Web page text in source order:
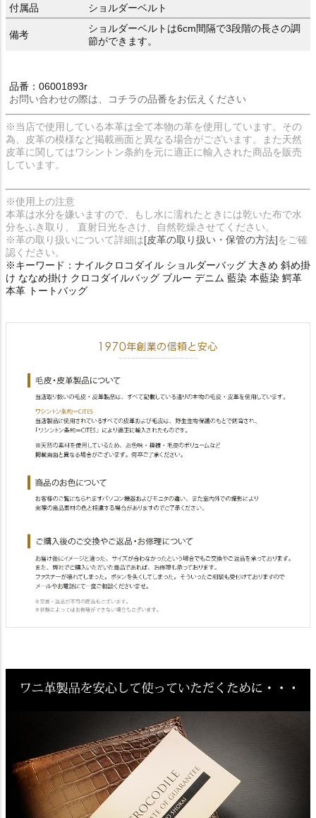
付属品
ショルダーベルト
備考
ショルダーベルトは6cm間隔で3段階の長さの調
節ができます。
品番：06001893r
お問い合わせの際は、コチラの品番をお伝えください
※当店で使用している本革は全て本物の革を使用しています。その
為、皮革の模様など掲載画面と異なる場合がございます。また天然
皮革に関してはワシントン条約を元に適正に輸入された商品を販売
しています。
※使用上の注意
本革は水分を嫌いますので、もし水に濡れたときには乾いた布で水
分をふき取り、 直射日光をさけ、自然乾燥させてください。
※革の取り扱いについて詳細は[皮革の取り扱い・保管の方法]をご確
認ください。
※キーワード：ナイルクロコダイル ショルダーバッグ 大きめ 斜め掛
け ななめ掛け クロコダイルバッグ ブルー デニム 藍染 本藍染 鰐革
本革 トートバッグ